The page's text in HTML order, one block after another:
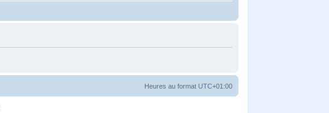
Heures au format UTC+01:00